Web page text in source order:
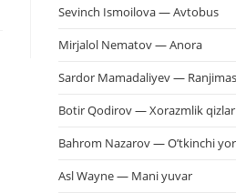
Sevinch Ismoilova — Avtobus
Mirjalol Nematov — Anora
Sardor Mamadaliyev — Ranjimas
Botir Qodirov — Xorazmlik qizlar
Bahrom Nazarov — O’tkinchi yor
Asl Wayne — Mani yuvar